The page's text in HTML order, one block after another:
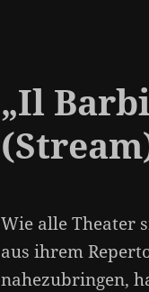
„Il
Wie alle Theater
aus ihrem
nahezubringen,